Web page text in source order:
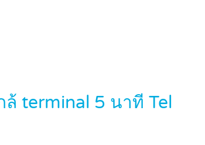
terminal 5 นาที Tel